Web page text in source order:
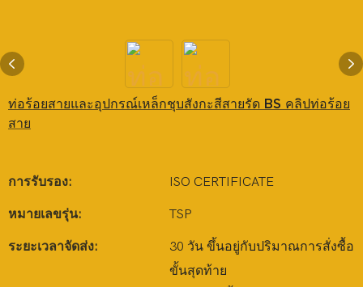
ท่อร้อยสายและอุปกรณ์เหล็กชุบสังกะสีสายรัด BS คลิปท่อร้อย
สาย
การรับรอง: ISO CERTIFICATE
หมายเลขรุ่น: TSP
ระยะเวลาจัดส่ง:
30 วัน ขึ้นอยู่กับปริมาณการสั่งซื้อ
ขั้นสุดท้าย